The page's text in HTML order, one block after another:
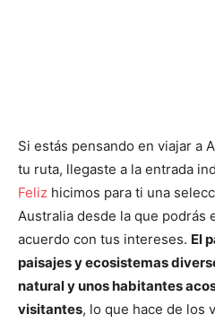
Si estás pensando en viajar a
tu ruta, llegaste a la entrada
Feliz hicimos para ti una
Australia desde la que podrás
acuerdo con tus intereses. El
paisajes y ecosistemas
natural y unos habitantes
visitantes, lo que hace de los